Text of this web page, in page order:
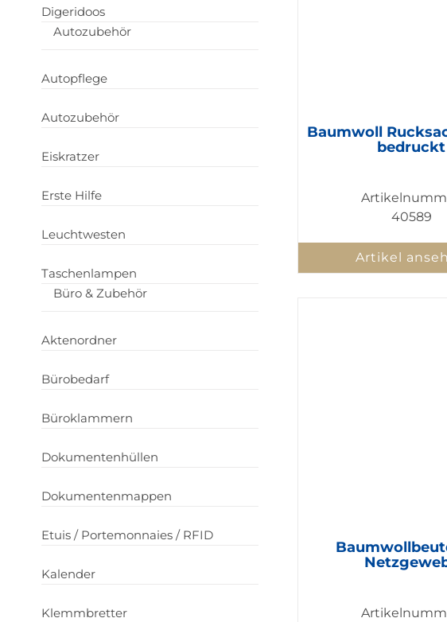
Digeridoos
Autozubehör
Autopflege
Autozubehör
Eiskratzer
Erste Hilfe
Leuchtwesten
Taschenlampen
Büro & Zubehör
Aktenordner
Bürobedarf
Büroklammern
Dokumentenhüllen
Dokumentenmappen
Etuis / Portemonnaies / RFID
Kalender
Klemmbretter
Baumwoll
bedruckt
40589
Artikel